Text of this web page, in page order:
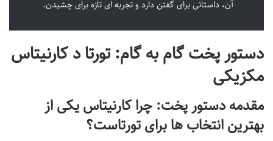
آن، داستانی برای گفتن دارد و تجربه ای تازه برای چشیدن.
دستور پخت گام به گام: تورتا د کارنیتاس
مکزیکی
مقدمه دستور پخت: چرا کارنیتاس یکی از
بهترین انتخاب ها برای تورتاست؟